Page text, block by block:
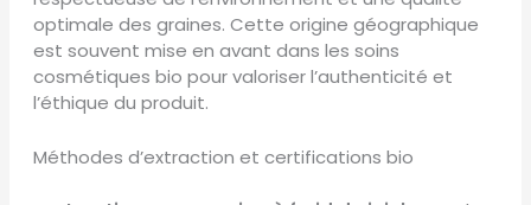
optimale des graines. Cette origine géographique
est souvent mise en avant dans les soins
cosmétiques bio pour valoriser l’authenticité et
l’éthique du produit.
Méthodes d’extraction et certifications bio